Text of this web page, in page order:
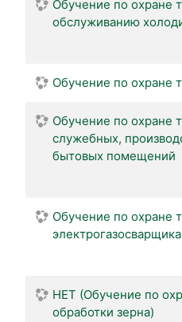
Обучение по охране
обслуживанию
Обучение по охране
Обучение по охране
служебных,
бытовых помещений
Обучение по охране
электрогазосварщика
НЕТ (Обучение по
обработки зерна)